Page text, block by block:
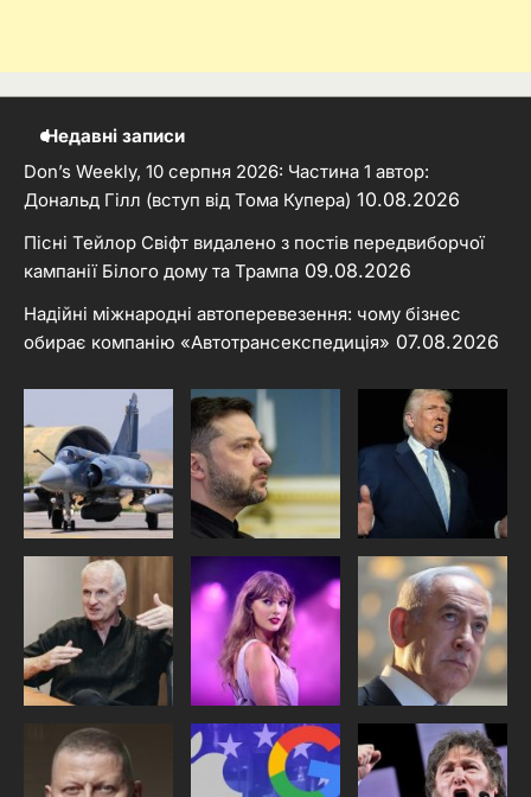
Недавні записи
Don’s Weekly, 10 серпня 2026: Частина 1 автор:
Дональд Гілл (вступ від Тома Купера) 10.08.2026
Пісні Тейлор Свіфт видалено з постів передвиборчої
кампанії Білого дому та Трампа 09.08.2026
Надійні міжнародні автоперевезення: чому бізнес
обирає компанію «Автотрансекспедиція» 07.08.2026